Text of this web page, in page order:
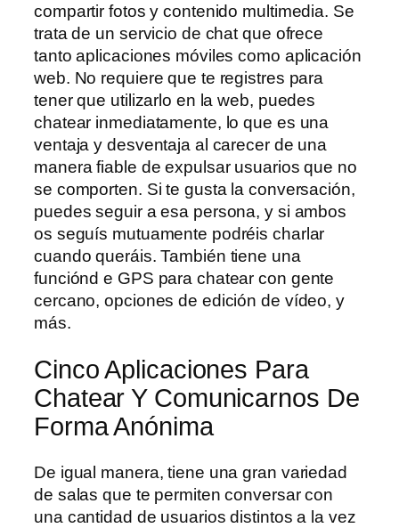
compartir fotos y contenido multimedia. Se
trata de un servicio de chat que ofrece
tanto aplicaciones móviles como aplicación
web. No requiere que te registres para
tener que utilizarlo en la web, puedes
chatear inmediatamente, lo que es una
ventaja y desventaja al carecer de una
manera fiable de expulsar usuarios que no
se comporten. Si te gusta la conversación,
puedes seguir a esa persona, y si ambos
os seguís mutuamente podréis charlar
cuando queráis. También tiene una
funciónd e GPS para chatear con gente
cercano, opciones de edición de vídeo, y
más.
Cinco Aplicaciones Para
Chatear Y Comunicarnos De
Forma Anónima
De igual manera, tiene una gran variedad
de salas que te permiten conversar con
una cantidad de usuarios distintos a la vez